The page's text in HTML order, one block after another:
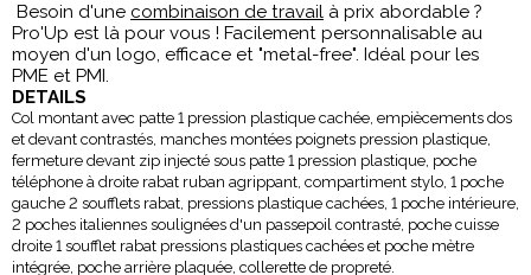
Besoin d'une combinaison de travail à prix abordable ?
Pro'Up est là pour vous ! Facilement personnalisable au
moyen d'un logo, efficace et "metal-free". Idéal pour les
PME et PMI.
DETAILS
Col montant avec patte 1 pression plastique cachée, empiècements dos
et devant contrastés, manches montées poignets pression plastique,
fermeture devant zip injecté sous patte 1 pression plastique, poche
téléphone à droite rabat ruban agrippant, compartiment stylo, 1 poche
gauche 2 soufflets rabat, pressions plastique cachées, 1 poche intérieure,
2 poches italiennes soulignées d'un passepoil contrasté, poche cuisse
droite 1 soufflet rabat pressions plastiques cachées et poche mètre
intégrée, poche arrière plaquée, collerette de propreté.